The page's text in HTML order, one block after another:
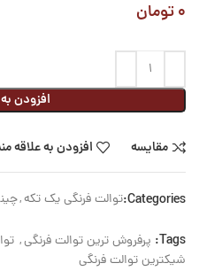
۰تومان
افزودن
مقایسه افزودن به علاقه
Categories: توالت فرنگی یک تکه,
Tags: پرفروش ترین توالت فرنگی,
شیکترین توالت فرنگی